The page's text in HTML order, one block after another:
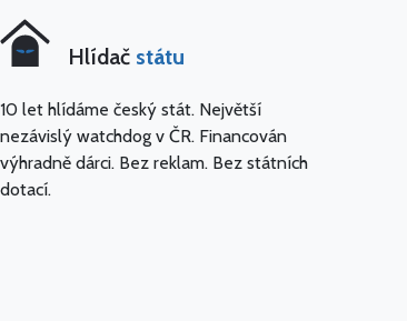
Hlídač státu
10 let hlídáme český stát. Největší
nezávislý watchdog v ČR. Financován
výhradně dárci. Bez reklam. Bez státních
dotací.